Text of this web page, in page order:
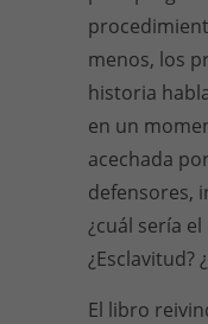
menos, los
historia
en un
acechada
defensores,
¿cuál sería
¿Esclavitud?
El libro